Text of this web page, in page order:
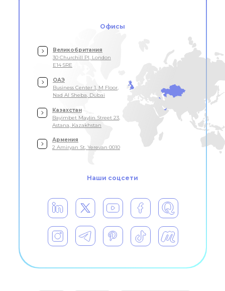
Наши соцсети
Офисы
Великобритания
30 Churchill Pl, London
E14 5RE
ОАЭ
Business Center 1, M Floor,
Nad Al Sheba, Dubai
Казахстан
Bayimbet Maylin Street 23,
Astana, Kazakhstan
Армения
2 Amiryan St, Yerevan 0010